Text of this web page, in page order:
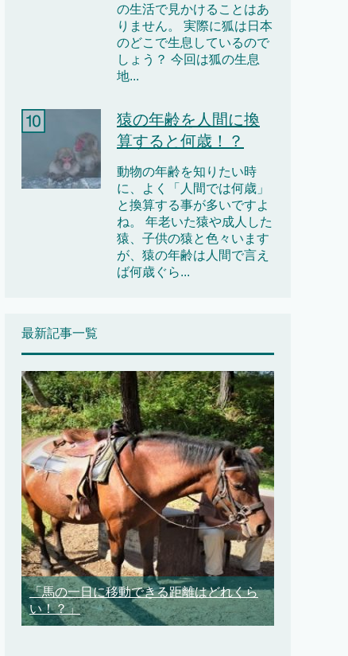
の生活で見かけることはあ
りません。 実際に狐は日本
のどこで生息しているので
しょう？ 今回は狐の生息
地...
猿の年齢を人間に換
算すると何歳！？
動物の年齢を知りたい時
に、よく「人間では何歳」
と換算する事が多いですよ
ね。 年老いた猿や成人した
猿、子供の猿と色々います
が、猿の年齢は人間で言え
ば何歳ぐら...
最新記事一覧
「馬の一日に移動できる距離はどれくら
い！？」